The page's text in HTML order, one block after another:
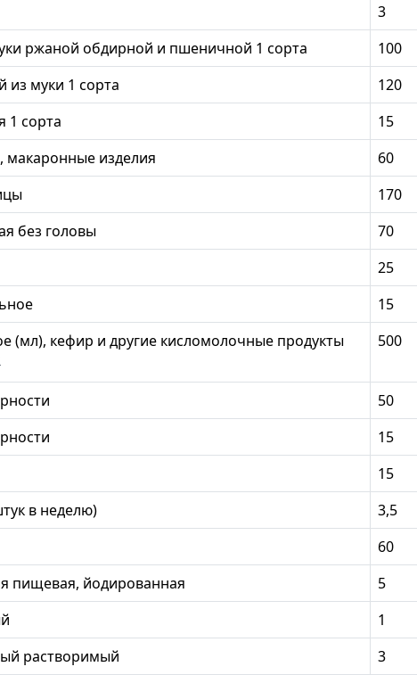
3
ржаной обдирной и пшеничной 1 сорта
100
муки 1 сорта
120
1 сорта
15
макаронные изделия
60
170
без головы
70
25
15
(мл), кефир и другие кисломолочные продукты
500
50
15
15
в неделю)
3,5
60
пищевая, йодированная
5
1
растворимый
3